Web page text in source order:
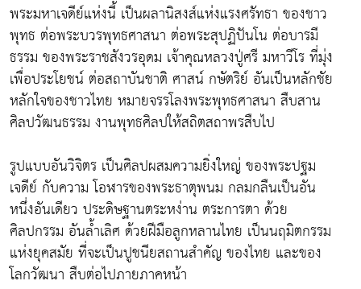
พระมหาเจดีย์แห่งนี้ เป็นผลานิสงส์แห่งแรงศรัทธา ของชาว
พุทธ ต่อพระบวรพุทธศาสนา ต่อพระสุปฏิปันโน ต่อบารมี
ธรรม ของพระราชสังวรอุดม เจ้าคุณหลวงปู่ศรี มหาวีโร ที่มุ่ง
เพื่อประโยชน์ ต่อสถาบันชาติ ศาสน์ กษัตริย์ อันเป็นหลักชัย
หลักใจของชาวไทย หมายจรรโลงพระพุทธศาสนา สืบสาน
ศิลปวัฒนธรรม งานพุทธศิลปให้สถิตสถาพรสืบไป
รูปแบบอันวิจิตร เป็นศิลปผสมความยิ่งใหญ่ ของพระปฐม
เจดีย์ กับความ โอฬารของพระธาตุพนม กลมกลืนเป็นอัน
หนึ่งอันเดียว ประดิษฐานตระหง่าน ตระการตา ด้วย
ศิลปกรรม อันล้ำเลิศ ด้วยฝีมือลูกหลานไทย เป็นนฤมิตกรรม
แห่งยุคสมัย ที่จะเป็นปูชนียสถานสำคัญ ของไทย และของ
โลกวัฒนา สืบต่อไปภายภาคหน้า